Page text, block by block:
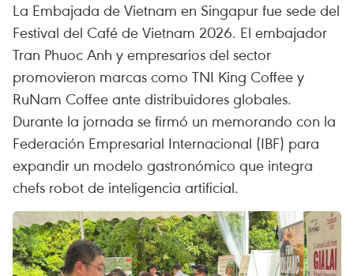
La Embajada de Vietnam en Singapur fue sede del
Festival del Café de Vietnam 2026. El embajador
Tran Phuoc Anh y empresarios del sector
promovieron marcas como TNI King Coffee y
RuNam Coffee ante distribuidores globales.
Durante la jornada se firmó un memorando con la
Federación Empresarial Internacional (IBF) para
expandir un modelo gastronómico que integra
chefs robot de inteligencia artificial.